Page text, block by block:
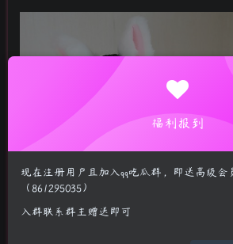
福利报到
现在注册用户且加入qq吃瓜群，即送高级会
（861295035）
入群联系群主赠送即可